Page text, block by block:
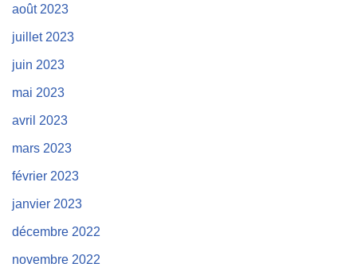
août 2023
juillet 2023
juin 2023
mai 2023
avril 2023
mars 2023
février 2023
janvier 2023
décembre 2022
novembre 2022